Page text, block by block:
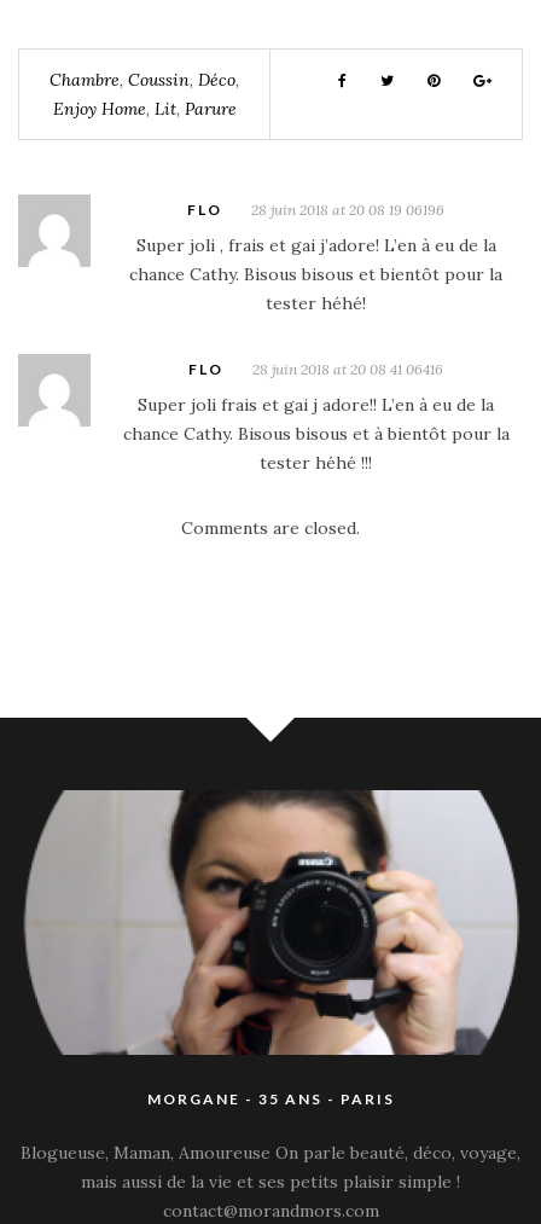
Chambre, Coussin, Déco,
Enjoy Home, Lit, Parure
FLO 28 juin 2018 at 20 08 19 06196
Super joli , frais et gai j’adore! L’en à eu de la
chance Cathy. Bisous bisous et bientôt pour la
tester héhé!
FLO 28 juin 2018 at 20 08 41 06416
Super joli frais et gai j adore!! L’en à eu de la
chance Cathy. Bisous bisous et à bientôt pour la
tester héhé !!!
Comments are closed.
MORGANE - 35 ANS - PARIS
Blogueuse, Maman, Amoureuse On parle beauté, déco, voyage,
mais aussi de la vie et ses petits plaisir simple !
contact@morandmors.com